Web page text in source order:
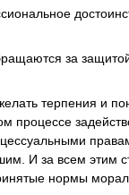
за
терпения и
процессе
И за всем этим
нормы